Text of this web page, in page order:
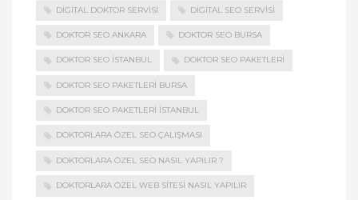
DIGITAL DOKTOR SERVISI DIGITAL SEO SERVISI
DOKTOR SEO ANKARA DOKTOR SEO BURSA
DOKTOR SEO ISTANBUL DOKTOR SEO PAKETLERI
DOKTOR SEO PAKETLERI BURSA
DOKTOR SEO PAKETLERI ISTANBUL
DOKTORLARA ÖZEL SEO ÇALIŞMASI
DOKTORLARA ÖZEL SEO NASIL YAPILIR ?
DOKTORLARA ÖZEL WEB SITESI NASIL YAPILIR